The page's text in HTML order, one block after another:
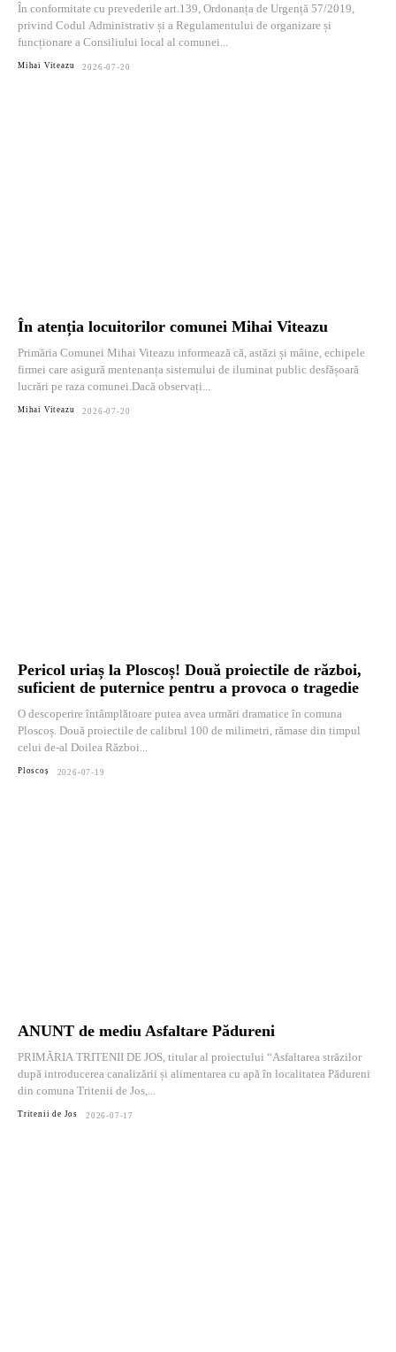
În conformitate cu prevederile art.139, Ordonanța de Urgență 57/2019,
privind Codul Administrativ și a Regulamentului de organizare și
funcționare a Consiliului local al comunei...
Mihai Viteazu 2026-07-20
În atenția locuitorilor comunei Mihai Viteazu
Primăria Comunei Mihai Viteazu informează că, astăzi și mâine, echipele
firmei care asigură mentenanța sistemului de iluminat public desfășoară
lucrări pe raza comunei.Dacă observați...
Mihai Viteazu 2026-07-20
Pericol uriaș la Ploscoș! Două proiectile de război,
suficient de puternice pentru a provoca o tragedie
O descoperire întâmplătoare putea avea urmări dramatice în comuna
Ploscoș. Două proiectile de calibrul 100 de milimetri, rămase din timpul
celui de-al Doilea Război...
Ploscoș 2026-07-19
ANUNT de mediu Asfaltare Pădureni
PRIMĂRIA TRITENII DE JOS, titular al proiectului “Asfaltarea străzilor
după introducerea canalizării și alimentarea cu apă în localitatea Pădureni
din comuna Tritenii de Jos,...
Tritenii de Jos 2026-07-17